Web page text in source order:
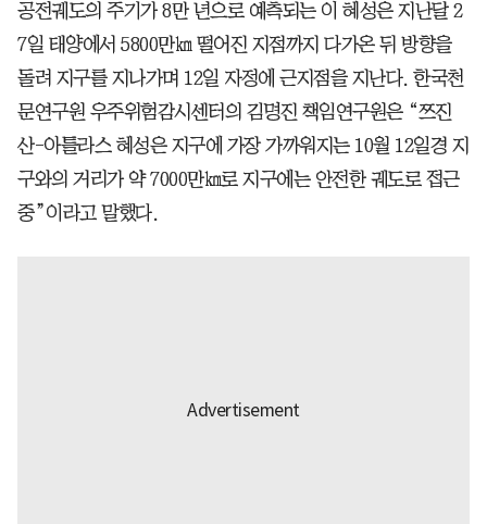
공전궤도의 주기가 8만 년으로 예측되는 이 혜성은 지난달 2
7일 태양에서 5800만㎞ 떨어진 지점까지 다가온 뒤 방향을
돌려 지구를 지나가며 12일 자정에 근지점을 지난다. 한국천
문연구원 우주위험감시센터의 김명진 책임연구원은 “쯔진
산-아틀라스 혜성은 지구에 가장 가까워지는 10월 12일경 지
구와의 거리가 약 7000만㎞로 지구에는 안전한 궤도로 접근
중”이라고 말했다.